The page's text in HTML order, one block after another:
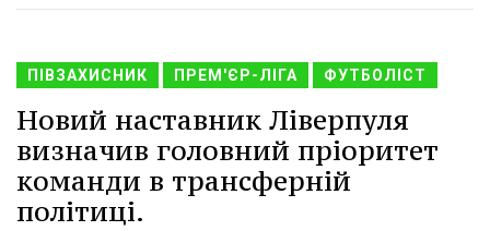
ПІВЗАХИСНИК ПРЕМ'ЄР-ЛІГА ФУТБОЛІСТ
Новий наставник Ліверпуля
визначив головний пріоритет
команди в трансферній
політиці.